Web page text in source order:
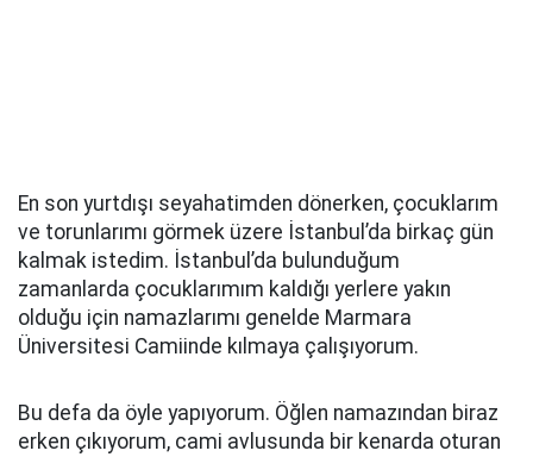
En son yurtdışı seyahatimden dönerken, çocuklarım
ve torunlarımı görmek üzere İstanbul’da birkaç gün
kalmak istedim. İstanbul’da bulunduğum
zamanlarda çocuklarımım kaldığı yerlere yakın
olduğu için namazlarımı genelde Marmara
Üniversitesi Camiinde kılmaya çalışıyorum.
Bu defa da öyle yapıyorum. Öğlen namazından biraz
erken çıkıyorum, cami avlusunda bir kenarda oturan